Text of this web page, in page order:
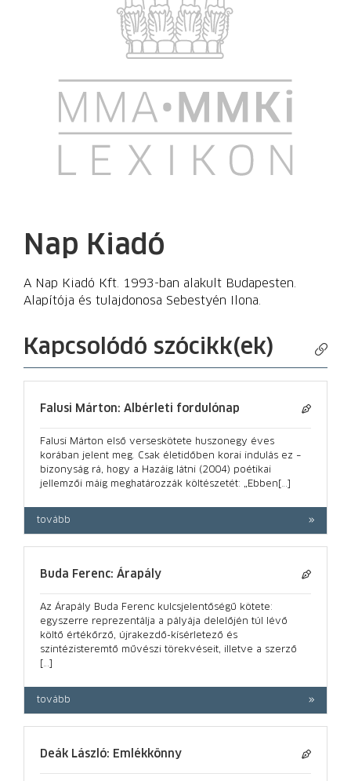
Nap Kiadó
A Nap Kiadó Kft. 1993-ban alakult Budapesten.
Alapítója és tulajdonosa Sebestyén Ilona.
Kapcsolódó szócikk(ek)
Falusi Márton: Albérleti fordulónap
Falusi Márton első verseskötete huszonegy éves
korában jelent meg. Csak életidőben korai indulás ez –
bizonyság rá, hogy a Hazáig látni (2004) poétikai
jellemzői máig meghatározzák költészetét: „Ebben[…]
tovább
Buda Ferenc: Árapály
Az Árapály Buda Ferenc kulcsjelentőségű kötete:
egyszerre reprezentálja a pályája delelőjén túl lévő
költő értékőrző, újrakezdő-kísérletező és
szintézisteremtő művészi törekvéseit, illetve a szerző
[…]
tovább
Deák László: Emlékkönny